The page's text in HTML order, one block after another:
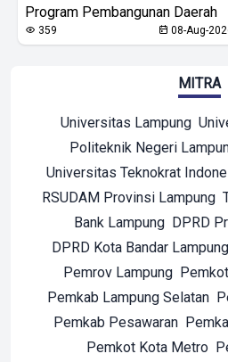
Program Pembangunan Daerah
359 08-Aug-
MITRA
Universitas Lampung
Politeknik Negeri
Universitas Teknokrat
RSUDAM Provinsi Lampung
Bank Lampung DPRD
DPRD Kota Bandar Lampung
Pemrov Lampung
Pemkab Lampung Selatan
Pemkab Pesawaran
Pemkot Kota Metro